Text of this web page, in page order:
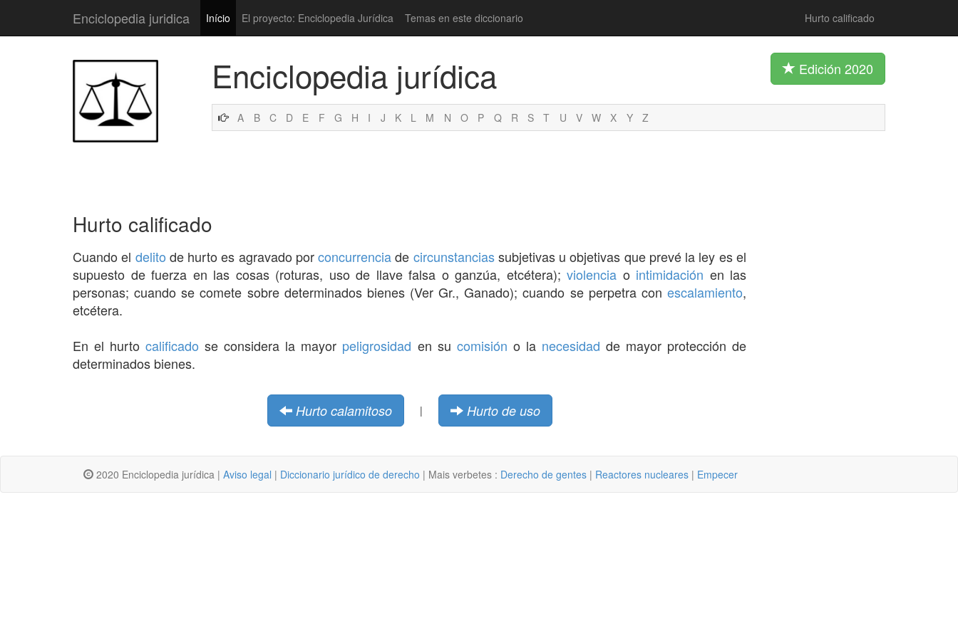
Enciclopedia juridica Início El proyecto: Enciclopedia Jurídica Temas en este diccionario Hurto calificado
Enciclopedia jurídica Edición 2020
A B C D E F G H I J K L M N O P Q R S T U V W X Y Z
Hurto calificado
Cuando el delito de hurto es agravado porconcurrenciade circunstanciassubjetivas u objetivas que prevé la ley es el
supuesto de fuerza en las cosas (roturas, uso de llave falsa o ganzúa, etcétera); violencia o intimidación en las
personas; cuando se comete sobre determinados bienes (Ver Gr., Ganado); cuando se perpetra con escalamiento,
etcétera.
En el hurtocalificado se considera la mayor peligrosidad en su comisión o la necesidad de mayor protección de
determinados bienes.
Hurto calamitoso | Hurto de uso
2020 Enciclopedia jurídica | Aviso legal | Diccionario jurídico de derecho | Mais verbetes : Derecho de gentes | Reactores nucleares | Empecer